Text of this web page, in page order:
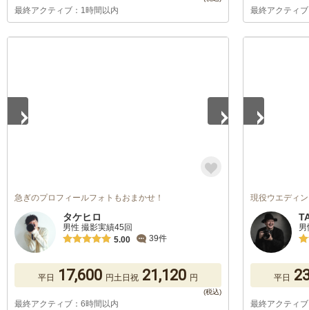
最終アクティブ：1時間以内 最終アクティ
急ぎのプロフィールフォトもおまかせ！
タケヒロ
男性 撮影実績45回
5.00
39件
平日 17,600 円土日祝 21,120 円
最終アクティブ：6時間以内
現役ウエディ
平日
最終アクティ